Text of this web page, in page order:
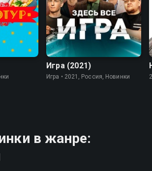
7.8
Игра (2021)
Игра • 2021, Россия, Новинки
в жанре: